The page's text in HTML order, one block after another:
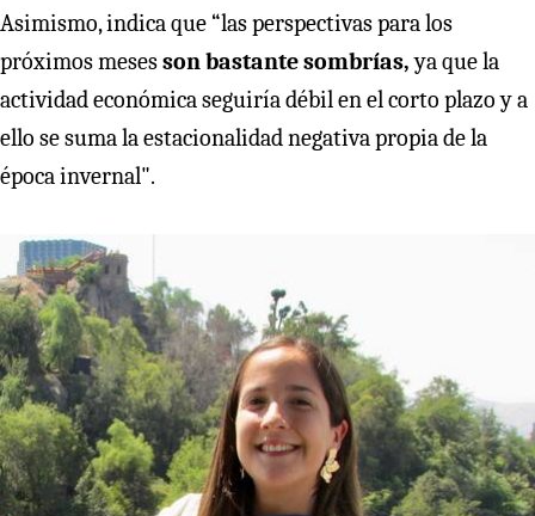
Asimismo, indica que “las perspectivas para los
próximos mesesson bastante sombrías,ya que la
actividad económica seguiría débil en el corto plazo y a
ello se suma la estacionalidad negativa propia de la
época invernal".